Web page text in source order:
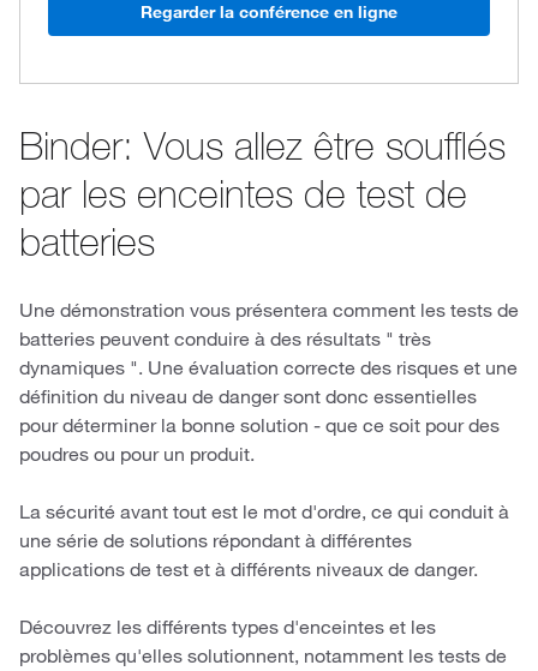
Regarder la conférence en ligne
Binder: Vous allez être soufflés
par les enceintes de test de
batteries
Une démonstration vous présentera comment les tests de
batteries peuvent conduire à des résultats " très
dynamiques ". Une évaluation correcte des risques et une
définition du niveau de danger sont donc essentielles
pour déterminer la bonne solution - que ce soit pour des
poudres ou pour un produit.
La sécurité avant tout est le mot d'ordre, ce qui conduit à
une série de solutions répondant à différentes
applications de test et à différents niveaux de danger.
Découvrez les différents types d'enceintes et les
problèmes qu'elles solutionnent, notamment les tests de